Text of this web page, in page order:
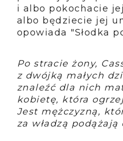
i albo pokochacie
albo będziecie jej
opowiada "Słodka
Po stracie żony,
z dwójką małych
znaleźć dla nich
kobietę, która
Jest mężczyzną,
za władzą podążają